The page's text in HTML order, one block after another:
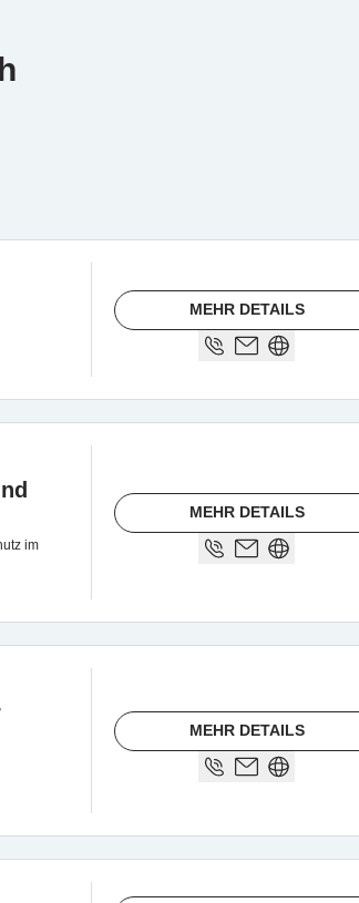
MEHR DETAILS
im
MEHR DETAILS
MEHR DETAILS